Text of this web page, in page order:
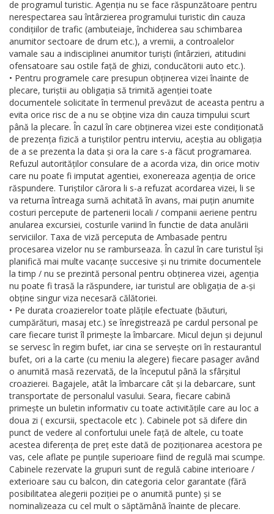
de programul turistic. Agenția nu se face răspunzătoare pentru
nerespectarea sau întârzierea programului turistic din cauza
condițiilor de trafic (ambuteiaje, închiderea sau schimbarea
anumitor sectoare de drum etc.), a vremii, a controalelor
vamale sau a indisciplinei anumitor turiști (întârzieri, atitudini
ofensatoare sau ostile față de ghizi, conducătorii auto etc.).
• Pentru programele care presupun obținerea vizei înainte de
plecare, turiștii au obligația să trimită agenției toate
documentele solicitate în termenul prevăzut de aceasta pentru a
evita orice risc de a nu se obține viza din cauza timpului scurt
până la plecare. În cazul în care obținerea vizei este condiționată
de prezența fizică a turiștilor pentru interviu, aceștia au obligația
de a se prezenta la data și ora la care s-a făcut programarea.
Refuzul autorităților consulare de a acorda viza, din orice motiv
care nu poate fi imputat agentiei, exonereaza agenția de orice
răspundere. Turiștilor cărora li s-a refuzat acordarea vizei, li se
va returna întreaga sumă achitată în avans, mai puțin anumite
costuri percepute de partenerii locali / companii aeriene pentru
anularea excursiei, costurile variind în functie de data anulării
serviciilor. Taxa de viză perceputa de Ambasade pentru
procesarea vizelor nu se ramburseaza. În cazul în care turistul își
planifică mai multe vacanțe succesive și nu trimite documentele
la timp / nu se prezintă personal pentru obținerea vizei, agenția
nu poate fi trasă la răspundere, iar turistul are obligația de a-și
obține singur viza necesară călătoriei.
• Pe durata croazierelor toate plățile efectuate (băuturi,
cumpărături, masaj etc.) se înregistrează pe cardul personal pe
care fiecare turist îl primește la îmbarcare. Micul dejun și dejunul
se servesc în regim bufet, iar cina se servește ori în restaurantul
bufet, ori a la carte (cu meniu la alegere) fiecare pasager având
o anumită masă rezervată, de la începutul până la sfârșitul
croazierei. Bagajele, atât la îmbarcare cât și la debarcare, sunt
transportate de personalul vasului. Seara, fiecare cabină
primește un buletin informativ cu toate activitățile care au loc a
doua zi ( excursii, spectacole etc ). Cabinele pot să difere din
punct de vedere al confortului unele față de altele, cu toate
acestea diferența de preț este dată de poziționarea acestora pe
vas, cele aflate pe punțile superioare fiind de regulă mai scumpe.
Cabinele rezervate la grupuri sunt de regulă cabine interioare /
exterioare sau cu balcon, din categoria celor garantate (fără
posibilitatea alegerii poziției pe o anumită punte) și se
nominalizeaza cu cel mult o săptămână înainte de plecare.